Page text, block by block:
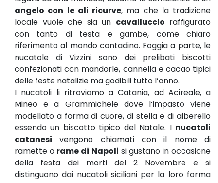
angelo con le ali ricurve, ma che la tradizione
locale vuole che sia un cavalluccio raffigurato
con tanto di testa e gambe, come chiaro
riferimento al mondo contadino. Foggia a parte, le
nucatole di Vizzini sono dei prelibati biscotti
confezionati con mandorle, cannella e cacao tipici
delle feste natalizie ma godibili tutto l’anno.
I nucatoli li ritroviamo a Catania, ad Acireale, a
Mineo e a Grammichele dove l’impasto viene
modellato a forma di cuore, di stella e di alberello
essendo un biscotto tipico del Natale. I nucatoli
catanesi vengono chiamati con il nome di
ramette o rame di Napoli si gustano in occasione
della festa dei morti del 2 Novembre e si
distinguono dai nucatoli siciliani per la loro forma